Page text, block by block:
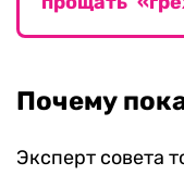
Почему
Эксперт совета